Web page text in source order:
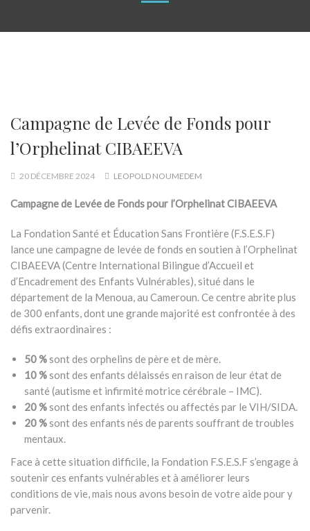
Campagne de Levée de Fonds pour
l’Orphelinat CIBAEEVA
20 DÉCEMBRE 2024 LEOPOLD NOUMEDEM
Campagne de Levée de Fonds pour l’Orphelinat CIBAEEVA
La Fondation Santé et Éducation Sans Frontière (F.S.E.S.F)
lance une campagne de levée de fonds en soutien à l’Orphelinat
CIBAEEVA (Centre International Bilingue d’Accueil et
d’Encadrement des Enfants Vulnérables), situé dans le
département de la Menoua, au Cameroun. Ce centre abrite plus
de 300 enfants, dont une grande majorité est confrontée à des
défis extraordinaires :
50 %sont des orphelins de père et de mère.
10 %sont des enfants délaissés en raison de leur état de
santé (autisme et infirmité motrice cérébrale – IMC).
20 %sont des enfants infectés ou affectés par le VIH/SIDA.
20 %sont des enfants nés de parents souffrant de troubles
mentaux.
Face à cette situation difficile, la Fondation F.S.E.S.F s’engage à
soutenir ces enfants vulnérables et à améliorer leurs
conditions de vie, mais nous avons besoin de votre aide pour y
parvenir.